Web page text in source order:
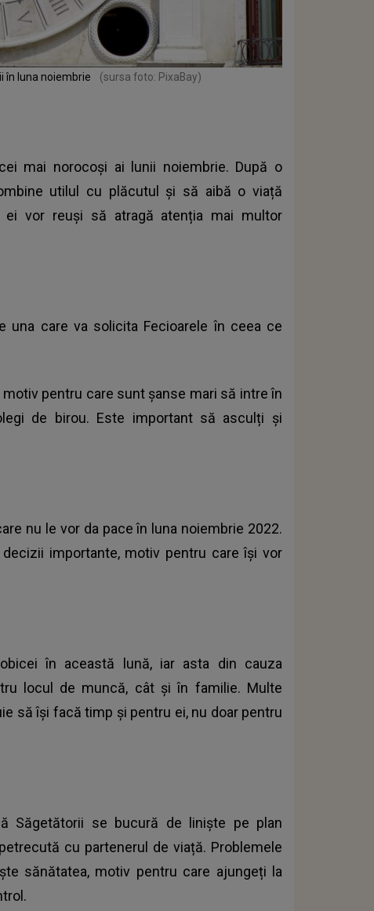
în luna noiembrie (sursa foto: PixaBay)
mai norocoși ai lunii noiembrie. După o
utilul cu plăcutul și să aibă o viață
ei vor reuși să atragă atenția mai multor
una care va solicita Fecioarele în ceea ce
pentru care sunt șanse mari să intre în
de birou. Este important să asculți și
nu le vor da pace în luna noiembrie 2022.
importante, motiv pentru care își vor
în această lună, iar asta din cauza
locul de muncă, cât și în familie. Multe
să își facă timp și pentru ei, nu doar pentru
Săgetătorii se bucură de liniște pe plan
cu partenerul de viață. Problemele
sănătatea, motiv pentru care ajungeți la